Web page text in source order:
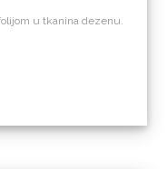
u tkanina dezenu.